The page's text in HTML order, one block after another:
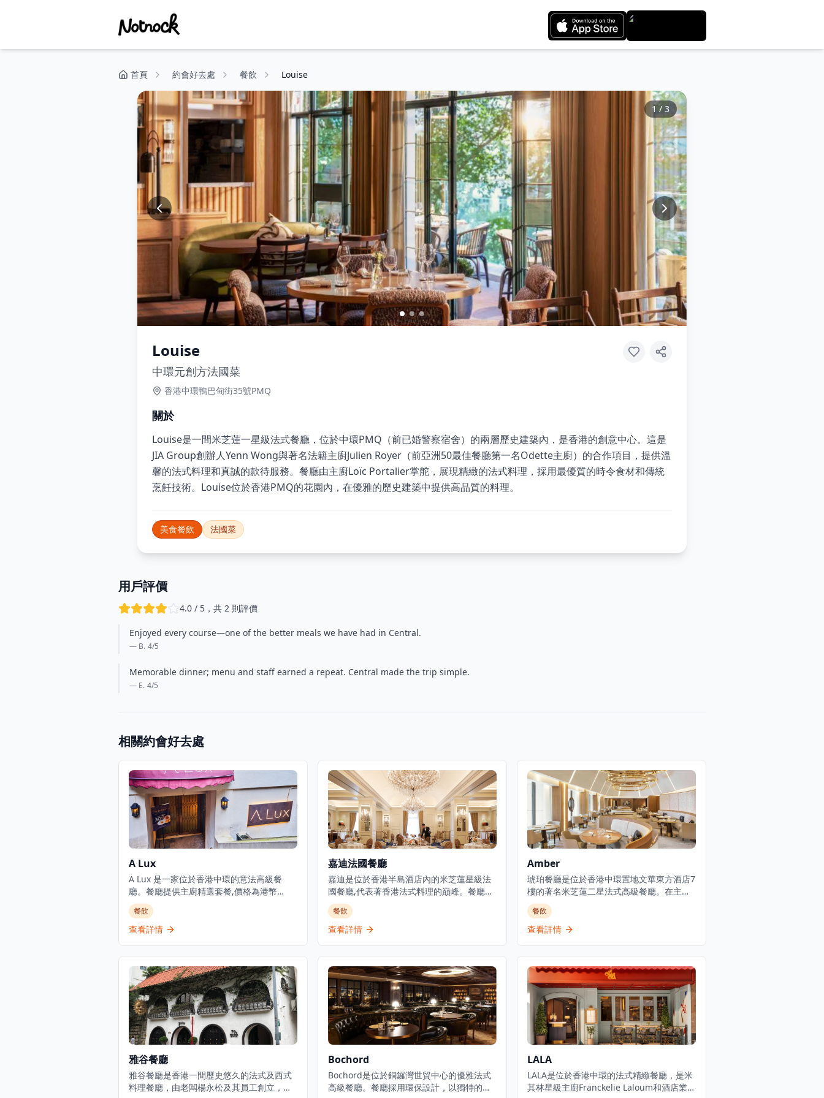
首頁 約會好去處 餐飲 Louise
1 / 3
Louise
中環元創方法國菜
香港中環鴨巴甸街35號PMQ
關於
Louise是一間米芝蓮一星級法式餐廳，位於中環PMQ（前已婚警察宿舍）的兩層歷史建築內，是香港的創意中心。這是
JIA Group創辦人Yenn Wong與著名法籍主廚Julien Royer（前亞洲50最佳餐廳第一名Odette主廚）的合作項目，提供溫
馨的法式料理和真誠的款待服務。餐廳由主廚Loïc Portalier掌舵，展現精緻的法式料理，採用最優質的時令食材和傳統
烹飪技術。Louise位於香港PMQ的花園內，在優雅的歷史建築中提供高品質的料理。
美食餐飲 法國菜
用戶評價
4.0 / 5，共 2 則評價
Enjoyed every course—one of the better meals we have had in Central.
— B. 4/5
Memorable dinner; menu and staff earned a repeat. Central made the trip simple.
— E. 4/5
相關約會好去處
A Lux
A Lux 是一家位於香港中環的意法高級餐
廳。餐廳提供主廚精選套餐,價格為港幣
1,888元,致力於傳承經典意法料理傳統。餐
廳位於都爹利街的尊貴巴士維爾大廈內,提供
奢華的用餐體驗,供應歐洲料理包括意大利、
也提供外送服務,包括番茄芝士火腿等美食選
擇。餐廳的裝潢典雅奢華，融合了意大利文
藝復興風格與法國現代設計元素，營造出無
與倫比的優雅氛圍。主廚精選套餐經過精心
設計，從前菜到甜品，每一道都展現了意法
料理的精髓。餐廳選用頂級食材，包括進口
意大利芝士、法國鵝肝、比利時巧克力等，
葡萄酒選擇豐富，由專業侍酒師為您推薦最
適合的配餐選擇。無論是商務宴請、慶祝特
殊場合還是浪漫約會，A Lux都能提供難忘的
餐飲
查看詳情
嘉迪法國餐廳
嘉迪是位於香港半島酒店內的米芝蓮星級法
國餐廳,代表著香港法式料理的巔峰。餐廳成
立於1953年,被譽為「蘇伊士運河以東最佳餐
廳」,至今仍是高級美食的里程碑。餐廳提供
精緻法式料理,在香港餐飲界享有盛譽,在
酒店一樓,提供優雅的高級用餐體驗,並設有代
客泊車服務。
餐飲
查看詳情
Amber
琥珀餐廳是位於香港中環置地文華東方酒店7
樓的著名米芝蓮二星法式高級餐廳。在主廚
Richard Ekkebus的指導下，餐廳將經典法
式烹飪技術的精準與香港及地區的活力相結
合。琥珀餐廳獲得米芝蓮星級認可及綠色米
起,八道菜套餐為2,888港元,並設有週末午餐
體驗。琥珀餐廳以其創新的法式料理方法而
聞名,被視為香港頂級高級餐飲目的地之一。
餐飲
查看詳情
雅谷餐廳
雅谷餐廳是香港一間歷史悠久的法式及西式
料理餐廳，由老闆楊永松及其員工創立，是
Bochord
Bochord是位於銅鑼灣世貿中心的優雅法式
高級餐廳。餐廳採用環保設計，以獨特的英
LALA
LALA是位於香港中環的法式精緻餐廳，是米
其林星級主廚Franckelie Laloum和酒店業資